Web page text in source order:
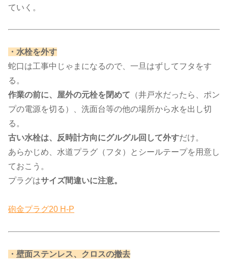
ていく。
​・水栓を外す​
蛇口は工事中じゃまになるので、一旦はずしてフタをす
る。
作業の前に、屋外の元栓を閉めて （井戸水だったら、ポン
プの電源を切る）、洗面台等の他の場所から水を出し切
る。
古い水栓は、反時計方向にグルグル回して外すだけ。
あらかじめ、水道プラグ（フタ）とシールテープを用意し
ておこう。
プラグはサイズ間違いに注意。
砲金プラグ20 H-P
​・壁面ステンレス、クロスの撤去​